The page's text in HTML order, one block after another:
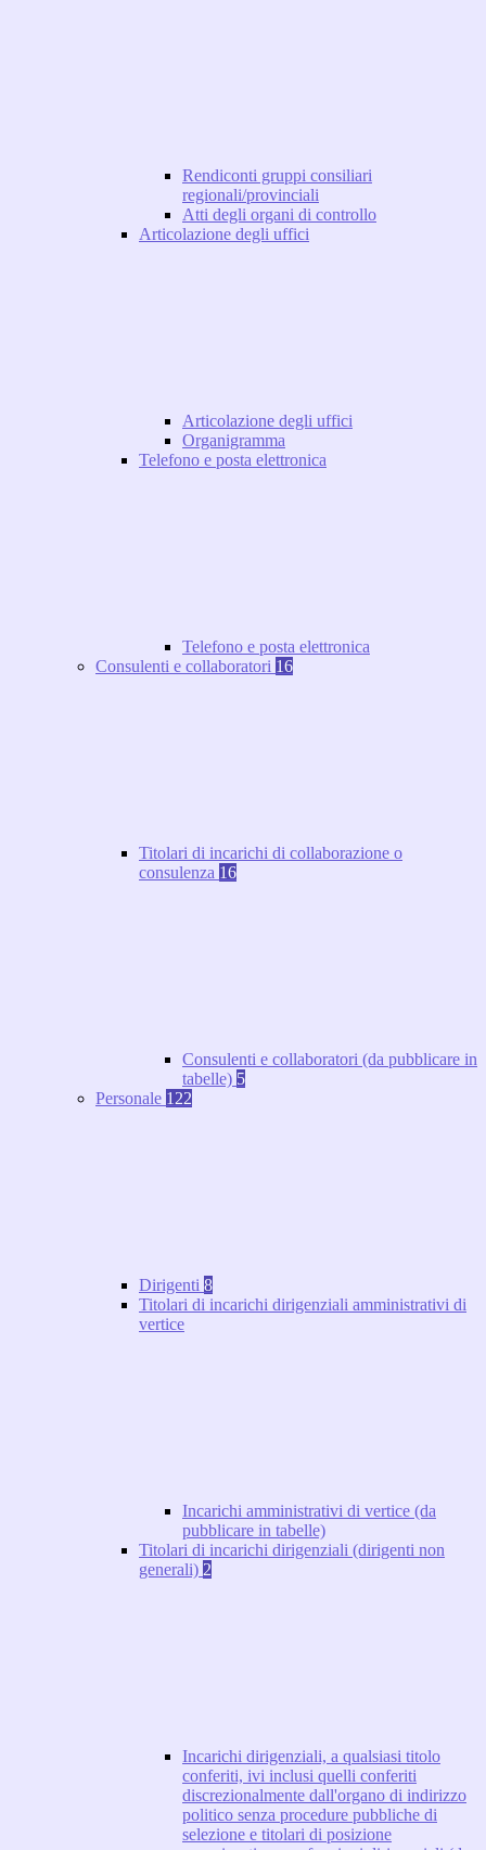
Rendiconti gruppi consiliari
regionali/provinciali
Atti degli organi di controllo
Articolazione degli uffici
Articolazione degli uffici
Organigramma
Telefono e posta elettronica
Telefono e posta elettronica
Consulenti e collaboratori 16
Titolari di incarichi di collaborazione o
consulenza 16
Consulenti e collaboratori (da pubblicare in
tabelle) 5
Personale 122
Dirigenti 8
Titolari di incarichi dirigenziali amministrativi di
vertice
Incarichi amministrativi di vertice (da
pubblicare in tabelle)
Titolari di incarichi dirigenziali (dirigenti non
generali) 2
Incarichi dirigenziali, a qualsiasi titolo
conferiti, ivi inclusi quelli conferiti
discrezionalmente dall'organo di indirizzo
politico senza procedure pubbliche di
selezione e titolari di posizione